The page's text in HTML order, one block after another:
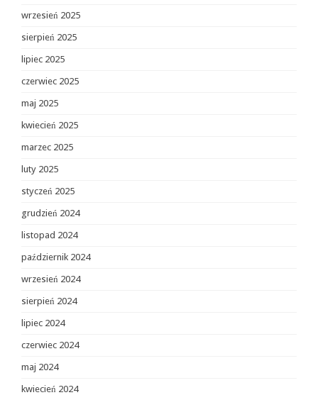
wrzesień 2025
sierpień 2025
lipiec 2025
czerwiec 2025
maj 2025
kwiecień 2025
marzec 2025
luty 2025
styczeń 2025
grudzień 2024
listopad 2024
październik 2024
wrzesień 2024
sierpień 2024
lipiec 2024
czerwiec 2024
maj 2024
kwiecień 2024